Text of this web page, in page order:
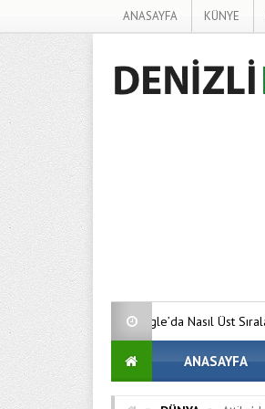
ANASAYFA KÜNYE
Nasıl Üst Sıralara Çıkıyor?
ANASAYFA